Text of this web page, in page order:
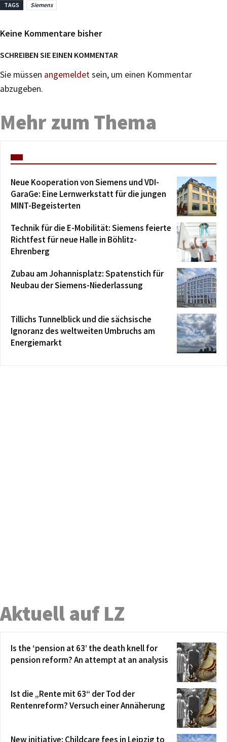
TAGS Siemens
Keine Kommentare bisher
SCHREIBEN SIE EINEN KOMMENTAR
Sie müssen angemeldetsein, um einen Kommentar
abzugeben.
Mehr zum Thema
Neue Kooperation von Siemens und VDI-
GaraGe: Eine Lernwerkstatt für die jungen
MINT-Begeisterten
Technik für die E-Mobilität: Siemens feierte
Richtfest für neue Halle in Böhlitz-
Ehrenberg
Zubau am Johannisplatz: Spatenstich für
Neubau der Siemens-Niederlassung
Tillichs Tunnelblick und die sächsische
Ignoranz des weltweiten Umbruchs am
Energiemarkt
Aktuell auf LZ
Is the ‘pension at 63’ the death knell for
pension reform? An attempt at an analysis
Ist die „Rente mit 63“ der Tod der
Rentenreform? Versuch einer Annäherung
New initiative: Childcare fees in Leipzig to